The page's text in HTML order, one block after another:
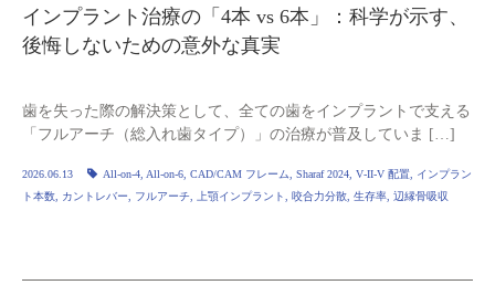
インプラント治療の「4本 vs 6本」：科学が示す、
後悔しないための意外な真実
歯を失った際の解決策として、全ての歯をインプラントで支える
「フルアーチ（総入れ歯タイプ）」の治療が普及していま […]
2026.06.13 All‑on‑4 All‑on‑6 CAD/CAM フレーム Sharaf 2024 V‑II‑V 配置
インプラン
ト本数
カントレバー フルアーチ 上顎インプラント 咬合力分散 生存率 辺縁骨吸収